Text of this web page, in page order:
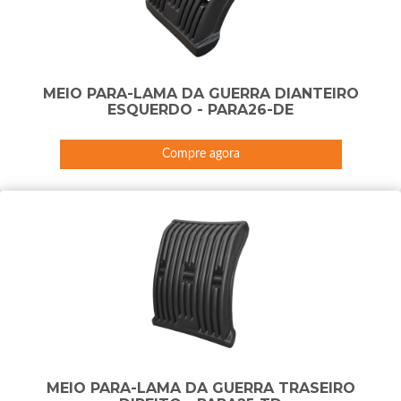
MEIO PARA-LAMA DA GUERRA DIANTEIRO
ESQUERDO - PARA26-DE
Compre agora
MEIO PARA-LAMA DA GUERRA TRASEIRO